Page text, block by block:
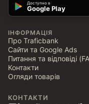
Доступно в
Google Play
ІНФОРМАЦІЯ
Про Traficbank
Сайти та Google Ads
Питання та відповіді
Контакти
Огляди товарів
КОНТАКТИ